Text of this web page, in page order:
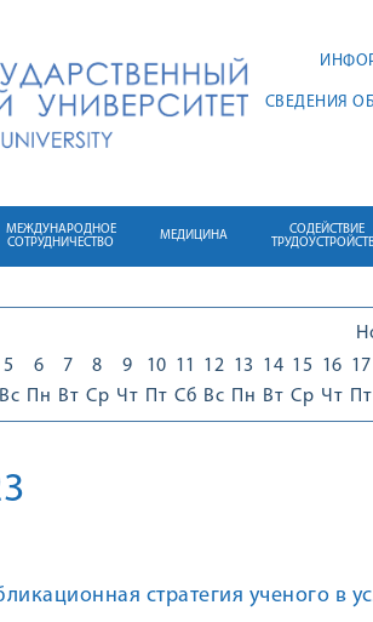
СВЕДЕНИЯ
МЕЖДУНАРОДНОЕ
СОТРУДНИЧЕСТВО
МЕДИЦИНА
СОДЕЙСТВИЕ
5
Вс
6
Пн
7
Вт
8
Ср
9
Чт
10
Пт
11
Сб
12
Вс
13
Пн
14
Вт
15
Ср
16
Чт
17
Пт
стратегия ученого в